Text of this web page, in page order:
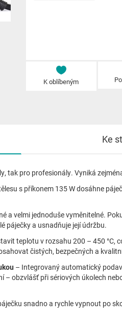
K oblíbeným
Ke
tak pro profesionály. Vyniká
s příkonem 135 W dosáhne
a velmi jednoduše vyměnitelné.
páječky a usnadňuje její údržbu.
teplotu v rozsahu 200 – 450 °C,
čistých, bezpečných a
– Integrovaný automatický
– obzvlášť při sériových úkolech
snadno a rychle vypnout po